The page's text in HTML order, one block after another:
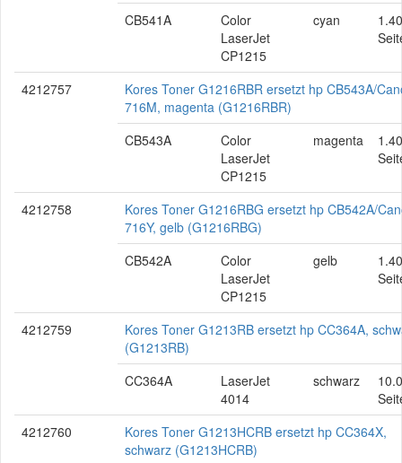
CB541A
Color
LaserJet
CP1215
cyan
4212757
Kores Toner G1216RBR ersetzt hp CB543A/
716M, magenta (G1216RBR)
CB543A
Color
LaserJet
CP1215
magenta
4212758
Kores Toner G1216RBG ersetzt hp CB542A/
716Y, gelb (G1216RBG)
CB542A
Color
LaserJet
CP1215
gelb
4212759
Kores Toner G1213RB ersetzt hp CC364A,
(G1213RB)
CC364A
LaserJet
4014
schwarz
4212760
Kores Toner G1213HCRB ersetzt hp CC364X,
schwarz (G1213HCRB)